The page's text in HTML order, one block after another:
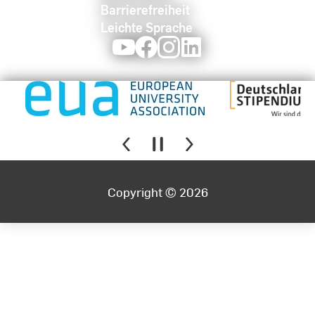
Barrierefreiheit
Leichte Sprache
YoutubeFacebookInstagram
Copyright © 2026